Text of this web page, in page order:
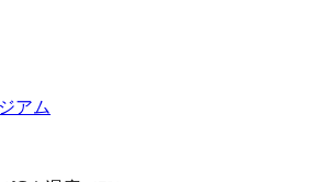
アム